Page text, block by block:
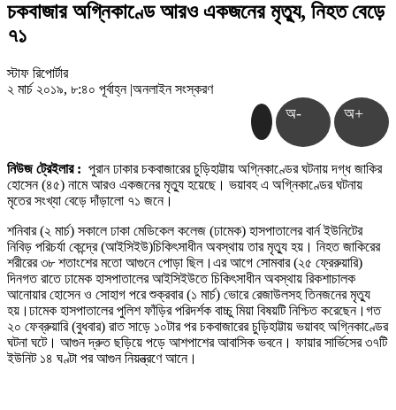
চকবাজার অগ্নিকাণ্ডে আরও একজনের মৃত্যু, নিহত বেড়ে
৭১
স্টাফ রিপোর্টার
২ মার্চ ২০১৯, ৮:৪০ পূর্বাহ্ন |অনলাইন সংস্করণ
অ- অ+
নিউজ ট্রেইলার : পুরান ঢাকার চকবাজারের চুড়িহাট্টায় অগ্নিকাণ্ডের ঘটনায় দগ্ধ জাকির
হোসেন (৪৫) নামে আরও একজনের মৃত্যু হয়েছে। ভয়াবহ এ অগ্নিকাণ্ডের ঘটনায়
মৃতের সংখ্যা বেড়ে দাঁড়ালো ৭১ জনে।
শনিবার (২ মার্চ) সকালে ঢাকা মেডিকেল কলেজ (ঢামেক) হাসপাতালের বার্ন ইউনিটের
নিবিড় পরিচর্যা কেন্দ্রে (আইসিইউ)চিকিৎসাধীন অবস্থায় তার মৃত্যু হয়। নিহত জাকিরের
শরীরের ৩৮ শতাংশের মতো আগুনে পোড়া ছিল।এর আগে সোমবার (২৫ ফ্রেরুয়ারি)
দিনগত রাতে ঢামেক হাসপাতালের আইসিইউতে চিকিৎসাধীন অবস্থায় রিকশাচালক
আনোয়ার হোসেন ও সোহাগ পরে শুক্রবার (১ মার্চ) ভোরে রেজাউলসহ তিনজনের মৃত্যু
হয়।ঢামেক হাসপাতালের পুলিশ ফাঁড়ির পরিদর্শক বাচ্চু মিয়া বিষয়টি নিশ্চিত করেছেন।গত
২০ ফেব্রুয়ারি (বুধবার) রাত সাড়ে ১০টার পর চকবাজারের চুড়িহাট্টায় ভয়াবহ অগ্নিকাণ্ডের
ঘটনা ঘটে। আগুন দ্রুত ছড়িয়ে পড়ে আশপাশের আবাসিক ভবনে। ফায়ার সার্ভিসের ৩৭টি
ইউনিট ১৪ ঘণ্টা পর আগুন নিয়ন্ত্রণে আনে।